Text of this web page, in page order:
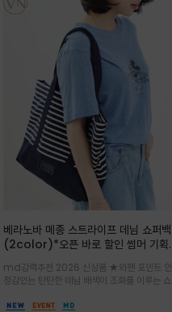
베라노바 메종 스트라이프 데님 쇼퍼백
(2color)*오픈 바로 할인 썸머 기획
말 모임룩, 여행룩까지 ~
md강력추천 2026 신상품 ★와펜 포인트 안
정감있는 탄탄한 데님 배색이 조화를 이루는 쇼
클래식한 네이비·아이보리 스트라이프와 산뜻한